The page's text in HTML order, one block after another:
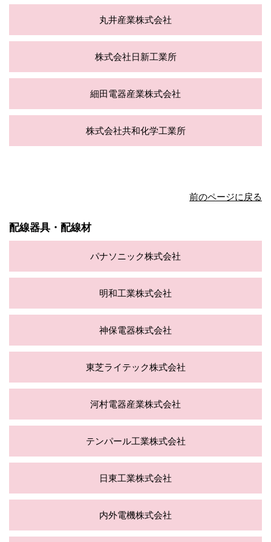
丸井産業株式会社
株式会社日新工業所
細田電器産業株式会社
株式会社共和化学工業所
前のページに戻る
配線器具・配線材
パナソニック株式会社
明和工業株式会社
神保電器株式会社
東芝ライテック株式会社
河村電器産業株式会社
テンパール工業株式会社
日東工業株式会社
内外電機株式会社